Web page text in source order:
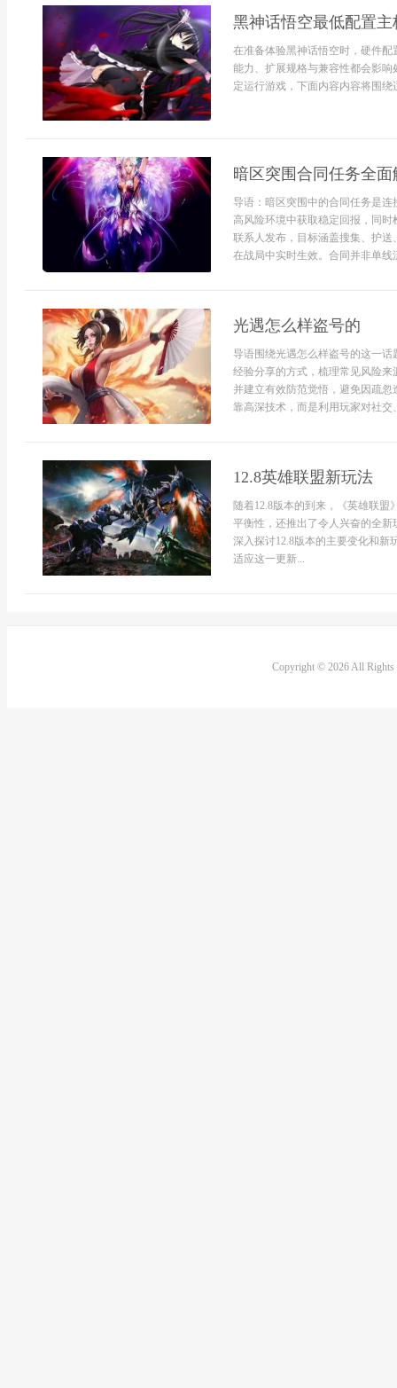
黑神话悟空最低配置
在准备体验黑神话悟空时，硬件
能力、扩展规格与兼容性都会影
定运行游戏，下面内容内容将围
暗区突围合同任务全
导语：暗区突围中的合同任务是
高风险环境中获取稳定回报，同
联系人发布，目标涵盖搜集、护
在战局中实时生效。合同并非单
光遇怎么样盗号的
导语围绕光遇怎么样盗号的这一
经验分享的方式，梳理常见风险
并建立有效防范觉悟，避免因疏
靠高深技术，而是利用玩家对社交
12.8英雄联盟新玩法
随着12.8版本的到来，《英雄联
平衡性，还推出了令人兴奋的全
深入探讨12.8版本的主要变化和新
适应这一更新...
Copyright © 2026 All